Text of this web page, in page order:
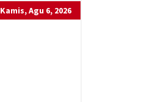
Kamis, Agu 6, 2026